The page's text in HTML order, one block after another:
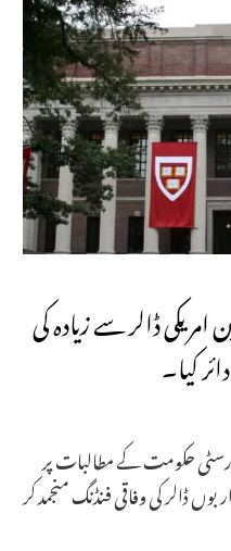
نے ٹرمپ انتظامیہ پر 2 بلین امریکی ڈالر سے زیادہ کی
کیا۔
حکومت کے مطالبات پر
ڈالر کی وفاقی فنڈنگ ​​منجمد کر